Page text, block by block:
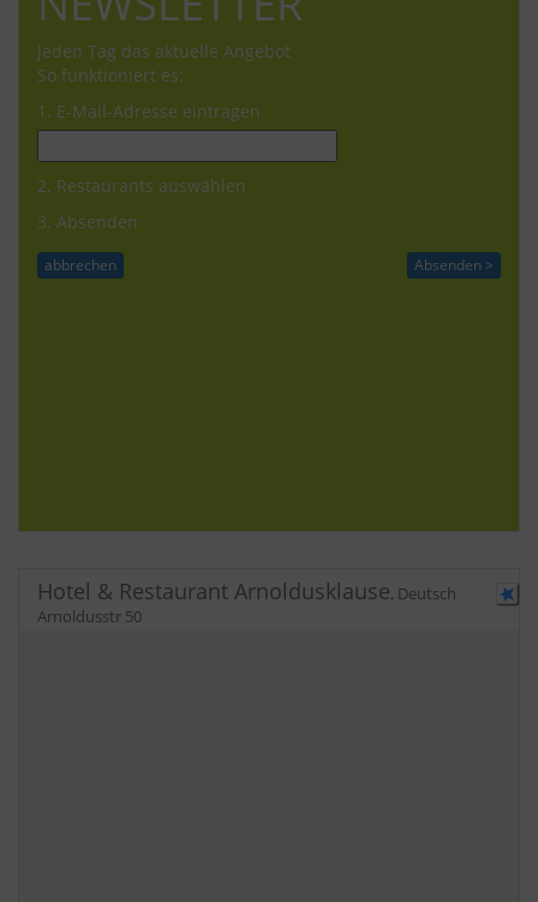
Jeden Tag das aktuelle Angebot
So funktioniert es:
1. E-Mail-Adresse eintragen
2. Restaurants auswählen
3. Absenden
Hotel & Restaurant Arnoldusklause, Deutsch
Arnoldusstr 50